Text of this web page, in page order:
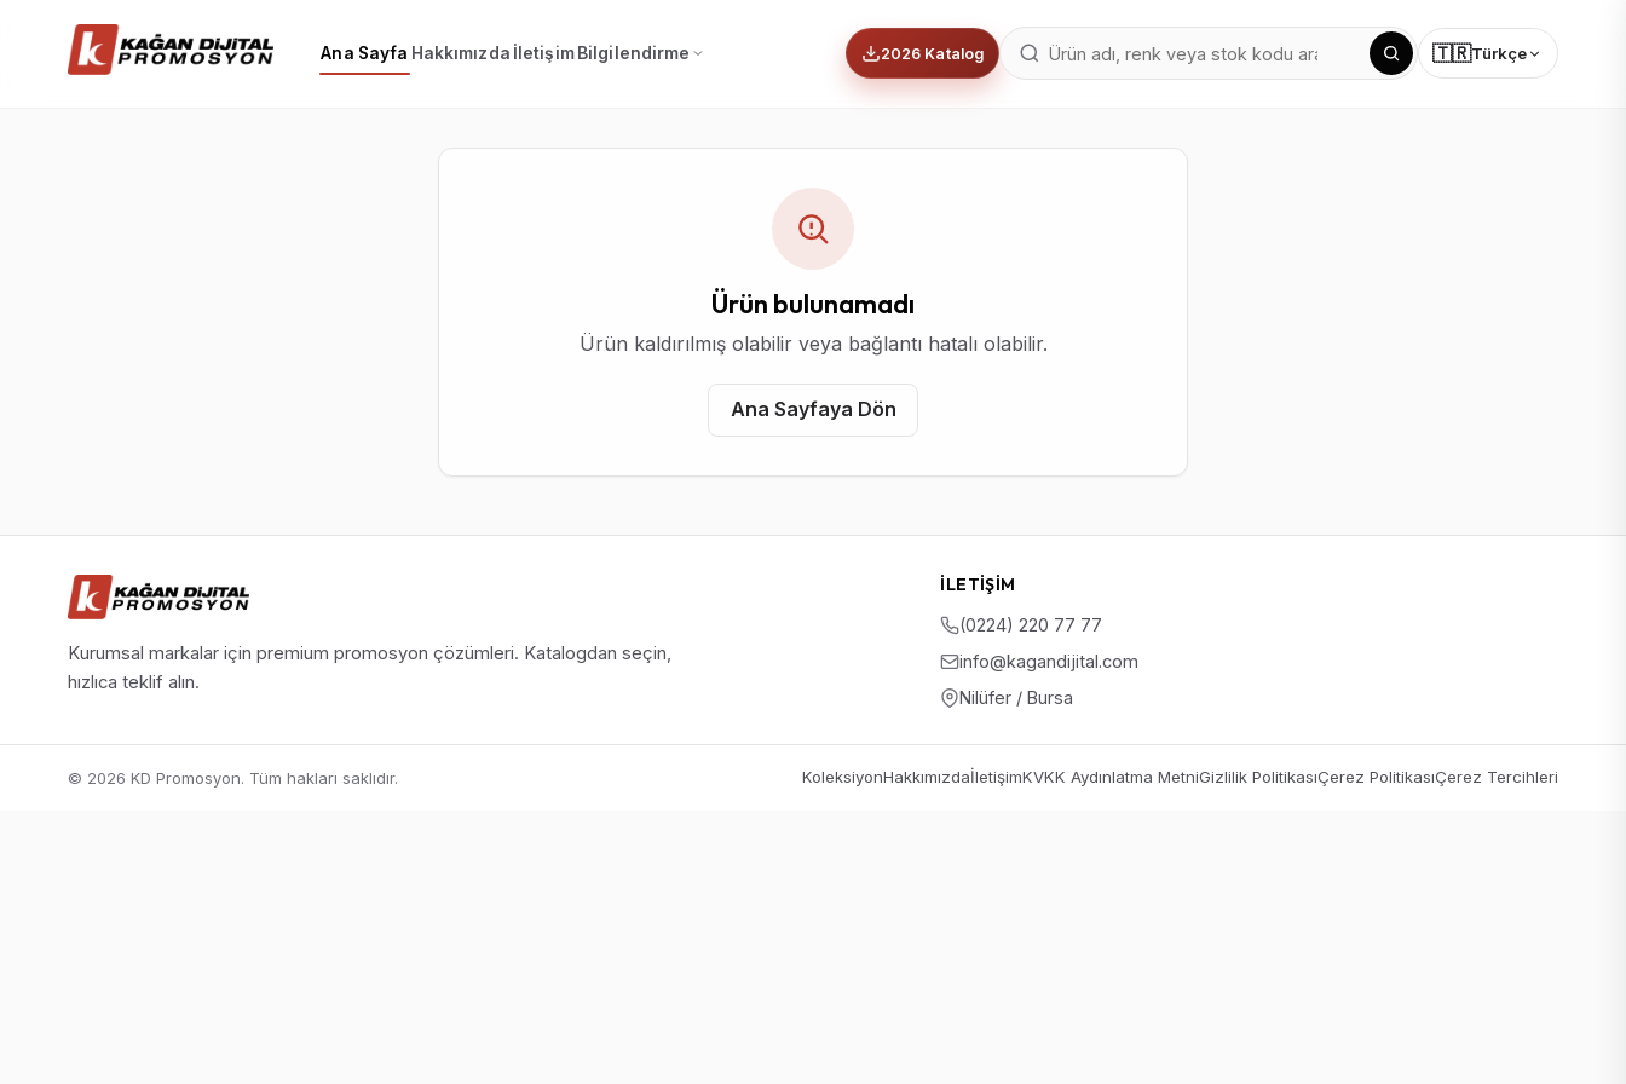
Ana Sayfa Hakkımızda İletişim Bilgilendirme 2026 Katalog 🇹🇷Türkçe
Ürün bulunamadı
Ürün kaldırılmış olabilir veya bağlantı hatalı olabilir.
Ana Sayfaya Dön
Kurumsal markalar için premium promosyon çözümleri. Katalogdan seçin,
hızlıca teklif alın.
İLETIŞIM
(0224) 220 77 77
info@kagandijital.com
Nilüfer / Bursa
© 2026 KD Promosyon. Tüm hakları saklıdır. KoleksiyonHakkımızdaİletişimKVKK Aydınlatma MetniGizlilik PolitikasıÇerez PolitikasıÇerez Tercihleri